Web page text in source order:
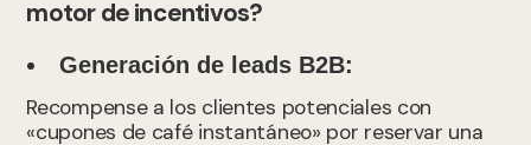
motor de incentivos?
Generación de leads B2B:
Recompense a los clientes potenciales con
«cupones de café instantáneo» por reservar una